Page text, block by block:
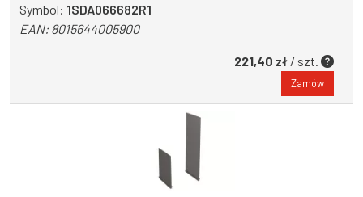
Symbol: 1SDA066682R1
EAN:8015644005900
221,40 zł / szt.
Zamów